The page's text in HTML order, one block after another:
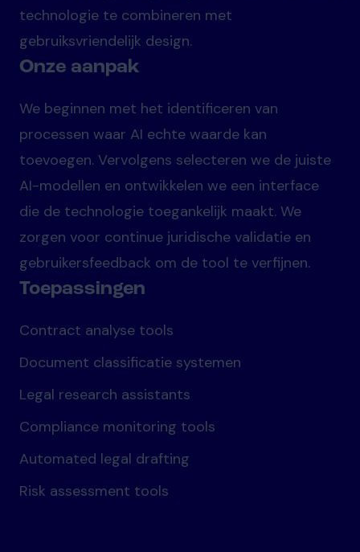
technologie te combineren met
gebruiksvriendelijk design.
Onze aanpak
We beginnen met het identificeren van
processen waar AI echte waarde kan
toevoegen. Vervolgens selecteren we de juiste
AI-modellen en ontwikkelen we een interface
die de technologie toegankelijk maakt. We
zorgen voor continue juridische validatie en
gebruikersfeedback om de tool te verfijnen.
Toepassingen
Contract analyse tools
Document classificatie systemen
Legal research assistants
Compliance monitoring tools
Automated legal drafting
Risk assessment tools